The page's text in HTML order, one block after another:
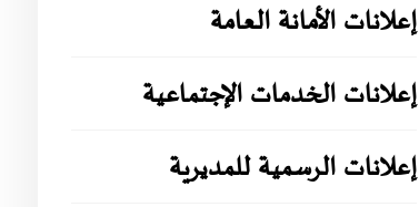
إعلانات الأمانة العامة
إعلانات الخدمات الإجتماعية
إعلانات الرسمية للمديرية